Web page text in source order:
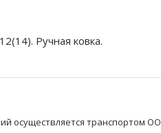
Ручная ковка.
осуществляется транспортом